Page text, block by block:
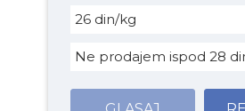
26 din/kg
Ne prodajem ispod 28